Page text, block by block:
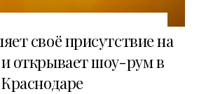
своё присутствие на
открывает шоу-рум в
Краснодаре